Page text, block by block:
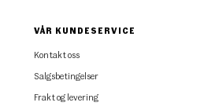
VÅR KUNDESERVICE
Kontakt oss
Salgsbetingelser
Frakt og levering